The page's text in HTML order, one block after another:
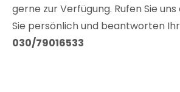
gerne zur Verfügung. Rufen Sie
Sie persönlich und beantworten
030/79016533